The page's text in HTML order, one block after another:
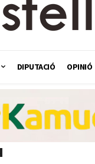
DIPUTACIÓ OPINIÓ